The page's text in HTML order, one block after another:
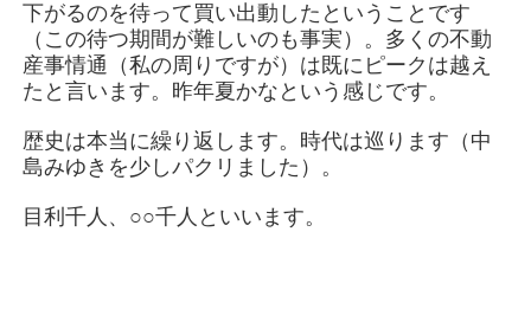
下がるのを待って買い出動したということです
（この待つ期間が難しいのも事実）。多くの不動
産事情通（私の周りですが）は既にピークは越え
たと言います。昨年夏かなという感じです。
歴史は本当に繰り返します。時代は巡ります（中
島みゆきを少しパクリました）。
目利千人、○○千人といいます。